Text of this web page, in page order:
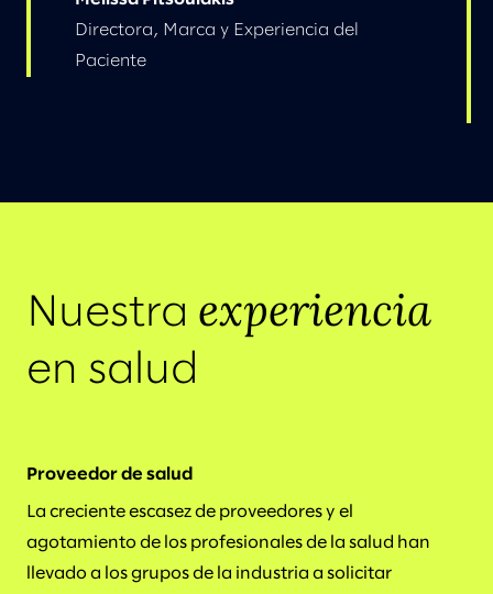
Directora, Marca y Experiencia del
Paciente
Nuestra experiencia
en salud
Proveedor de salud
La creciente escasez de proveedores y el
agotamiento de los profesionales de la salud han
llevado a los grupos de la industria a solicitar